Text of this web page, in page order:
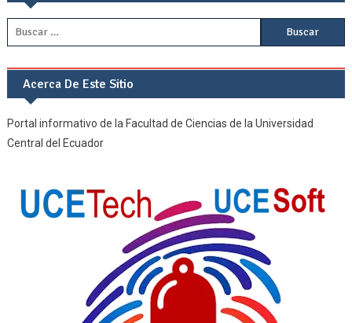
Buscar:
Acerca De Este Sitio
Portal informativo de la Facultad de Ciencias de la Universidad
Central del Ecuador